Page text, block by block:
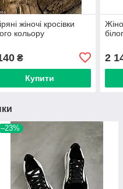
жіночі кросівки
кольору
₴
Купити
2
–23%